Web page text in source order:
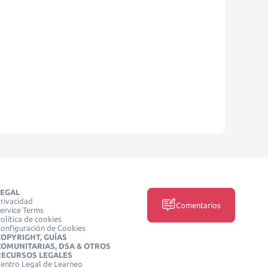
Terms
de cookies
de Cookies
GUÍAS
DSA & OTROS
LEGALES
Legal de Learneo
Comentarios